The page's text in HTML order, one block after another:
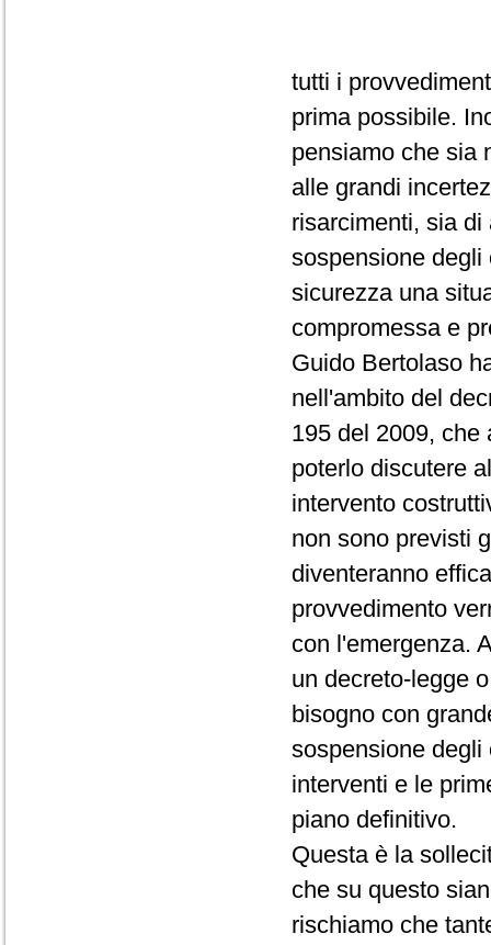
tutti i
prima possibile.
pensiamo che sia
alle grandi
risarcimenti, sia
sospensione
sicurezza una
compromessa e
Guido Bertolaso
nell'ambito del
195 del 2009, che
poterlo discutere
intervento
non sono previsti
diventeranno
provvedimento
con l'emergenza.
un decreto-legge
bisogno con
sospensione
interventi e le
piano definitivo.
Questa è la
che su questo
rischiamo che